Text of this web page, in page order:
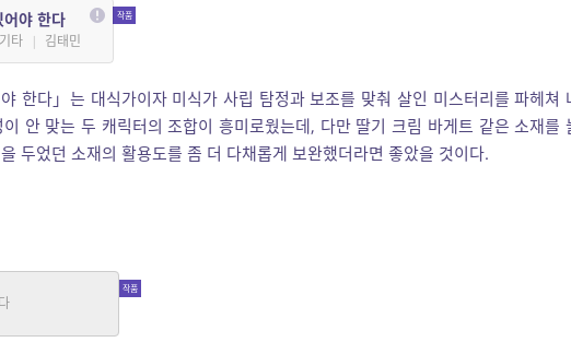
어야 한다
타 | 김태민
한다」는 대식가이자 미식가 사립 탐정과 보조를 맞춰 살인 미스터리를 파헤쳐
안 맞는 두 캐릭터의 조합이 흥미로웠는데, 다만 딸기 크림 바게트 같은 소재를
두었던 소재의 활용도를 좀 더 다채롭게 보완했더라면 좋았을 것이다.
담 후 판매